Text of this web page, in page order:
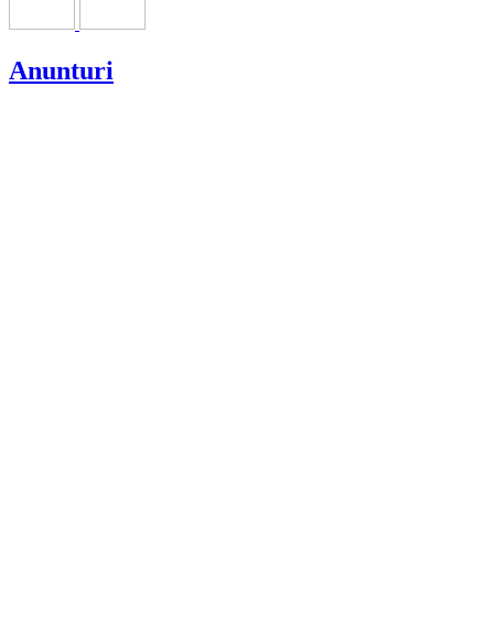
Anunturi